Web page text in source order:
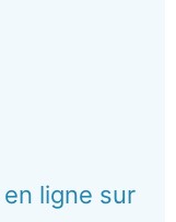
ligne sur